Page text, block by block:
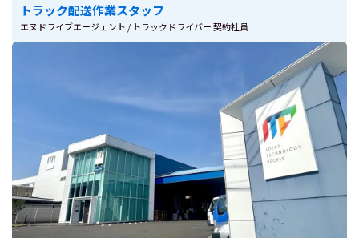
トラック配送作業スタッフ
エヌドライブエージェント / トラックドライバー 契約社員